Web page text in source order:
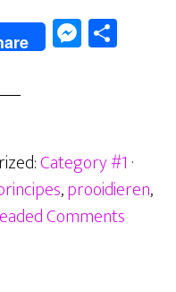
M
es
ge
r
Category #1 ·
,prooidieren,
Comments